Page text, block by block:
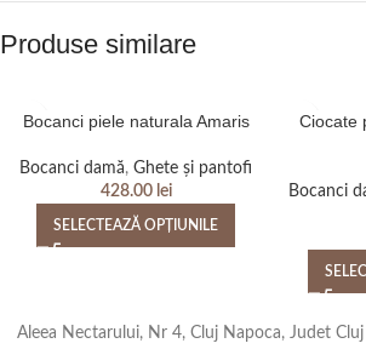
Produse similare
Bocanci piele naturala Amaris
Bocanci damă, Ghete și pantofi
428.00 lei
SELECTEAZĂ OPȚIUNILE
Ciocate
Bocanci
Aleea Nectarului, Nr 4, Cluj Napoca, Judet Cluj